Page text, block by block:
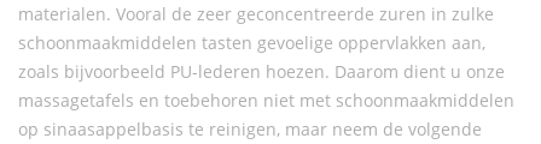
materialen. Vooral de zeer geconcentreerde zuren in zulke
schoonmaakmiddelen tasten gevoelige oppervlakken aan,
zoals bijvoorbeeld PU-lederen hoezen. Daarom dient u onze
massagetafels en toebehoren niet met schoonmaakmiddelen
op sinaasappelbasis te reinigen, maar neem de volgende